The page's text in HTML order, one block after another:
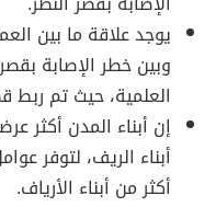
يوجد علاقة ما بين
وبين خطر الإصابة
العلمية، حيث تم ربط
إن أبناء المدن أكثر
أبناء الريف، لتوفر
أكثر من أبناء الأرياف.